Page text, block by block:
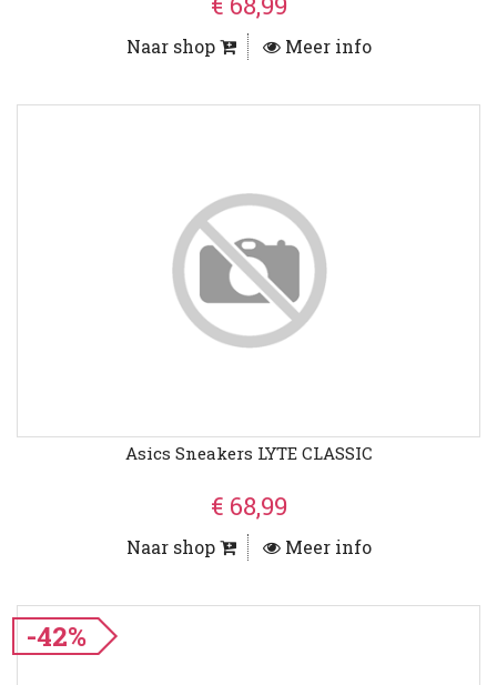
Naar shop Meer info
Asics Sneakers LYTE CLASSIC
€ 68,99
Naar shop Meer info
-42%